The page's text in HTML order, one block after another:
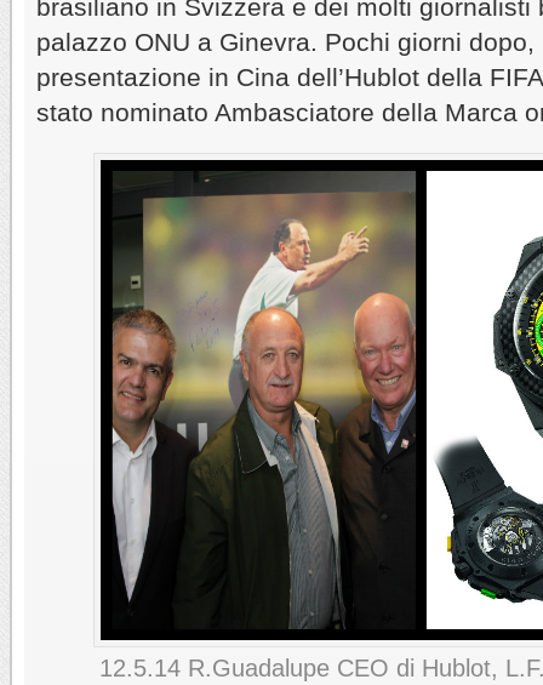
brasiliano in Svizzera e dei molti
palazzo ONU a Ginevra. Pochi giorni
presentazione in Cina dell’Hublot della
stato nominato Ambasciatore della Marca
12.5.14 R.Guadalupe CEO di Hublot,